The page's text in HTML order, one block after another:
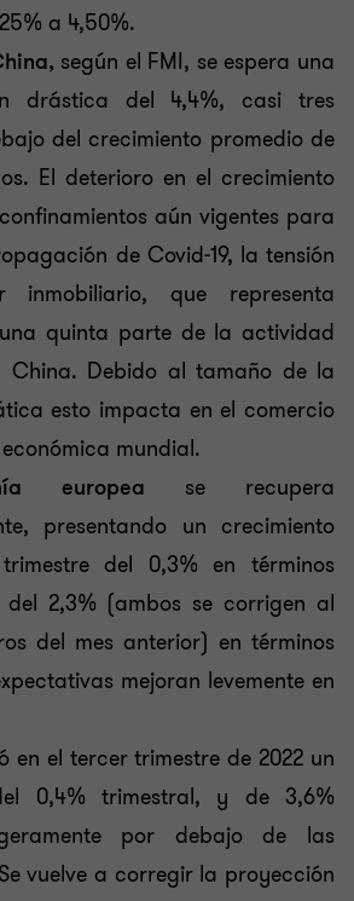
a 4,50%.
según el FMI, se espera una
drástica del 4,4%, casi tres
del crecimiento promedio de
El deterioro en el crecimiento
aún vigentes para
de Covid-19, la tensión
que representa
quinta parte de la actividad
China. Debido al tamaño de la
esto impacta en el comercio
mundial.
europea se recupera
presentando un crecimiento
del 0,3% en términos
2,3% (ambos se corrigen al
del mes anterior) en términos
mejoran levemente en
en el tercer trimestre de 2022 un
0,4% trimestral, y de 3,6%
por debajo de las
vuelve a corregir la proyección